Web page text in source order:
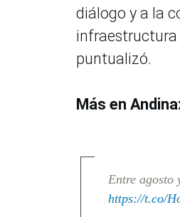
diálogo y a la
infraestructura
puntualizó.
Más en Andina:
Entre agosto
https://t.co/